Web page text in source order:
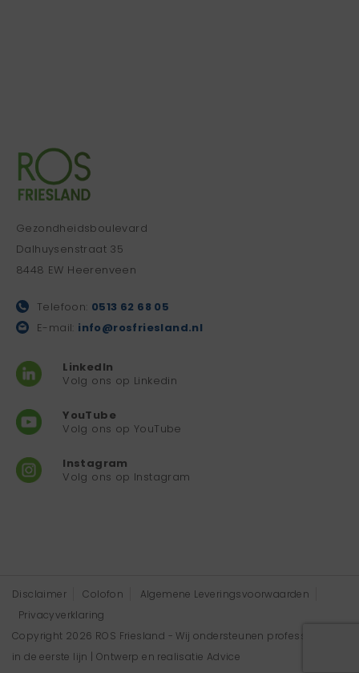
Gezondheidsboulevard
Dalhuysenstraat 35
8448 EW Heerenveen
Telefoon: 0513 62 68 05
E-mail: info@rosfriesland.nl
LinkedIn
Volg ons op Linkedin
YouTube
Volg ons op YouTube
Instagram
Volg ons op Instagram
Disclaimer Colofon
Algemene Leveringsvoorwaarden
Privacyverklaring
Copyright 2026 ROS Friesland - Wij ondersteunen professionals
in de eerste lijn | Ontwerp en realisatie Advice